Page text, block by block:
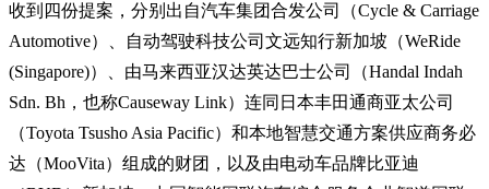
收到四份提案，分别出自汽车集团合发公司（Cycle & Carriage
Automotive）、自动驾驶科技公司文远知行新加坡（WeRide
(Singapore)）、由马来西亚汉达英达巴士公司（Handal Indah
Sdn. Bh，也称Causeway Link）连同日本丰田通商亚太公司
（Toyota Tsusho Asia Pacific）和本地智慧交通方案供应商务必
达（MooVita）组成的财团，以及由电动车品牌比亚迪